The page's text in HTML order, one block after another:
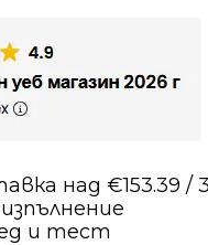
над €153.39 /
и тест